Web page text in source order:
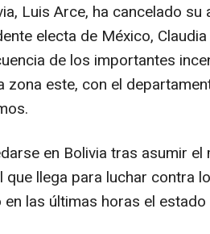
Luis Arce, ha cancelado
electa de México,
de los importantes
zona este, con el
en Bolivia tras asumir
que llega para luchar contra
las últimas horas el